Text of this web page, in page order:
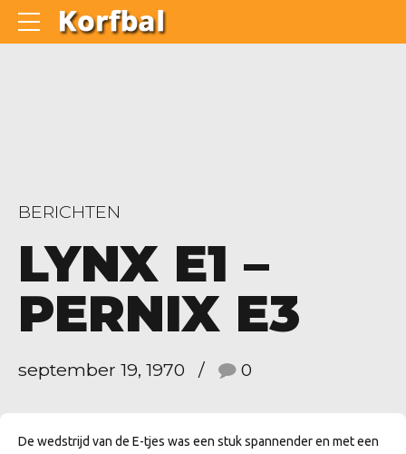
BERICHTEN
LYNX E1 –
PERNIX E3
september 19, 1970 0
De wedstrijd van de E-tjes was een stuk spannender en met een